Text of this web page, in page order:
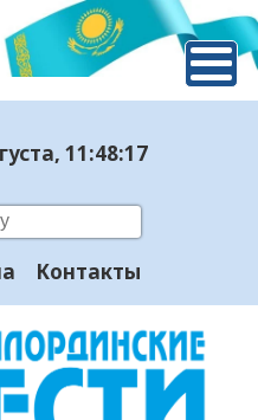
, 11:48:18
Контакты